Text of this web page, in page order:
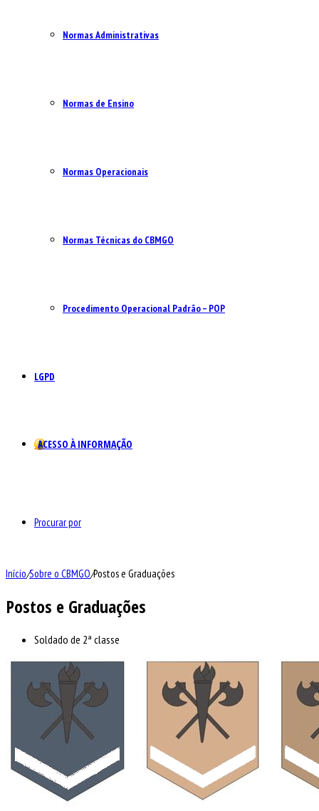
Normas Administrativas
Normas de Ensino
Normas Operacionais
Normas Técnicas do CBMGO
Procedimento Operacional Padrão – POP
LGPD
ACESSO À INFORMAÇÃO
Procurar por
Início/Sobre o CBMGO/Postos e Graduações
Postos e Graduações
Soldado de 2ª classe